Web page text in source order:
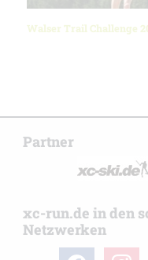
Walser Trail Challenge
Partner
xc-run.de in den
Netzwerken